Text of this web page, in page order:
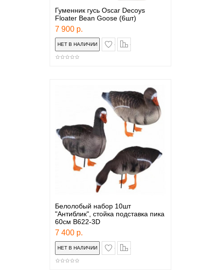
Гуменник гусь Oscar Decoys
Floater Bean Goose (6шт)
7 900 р.
в закладки
Белолобый набор 10шт
"Антиблик", стойка подставка пика
60см B622-3D
7 400 р.
в закладки